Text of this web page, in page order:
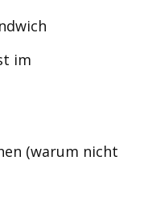
im
(warum nicht